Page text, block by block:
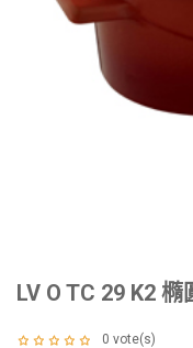
LV O TC 29 K2
0 vote(s)